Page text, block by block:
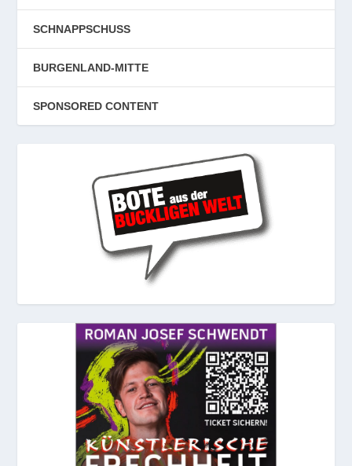
SCHNAPPSCHUSS
BURGENLAND-MITTE
SPONSORED CONTENT